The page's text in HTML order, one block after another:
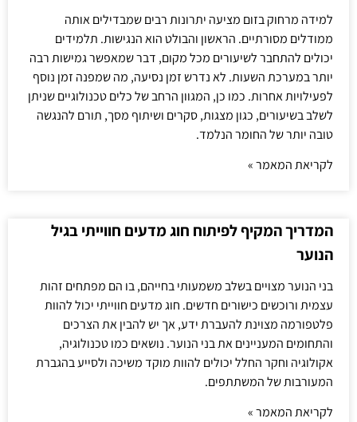
למידה מרחוק בזום מציעה יתרונות רבים שמבדילים אותה
ממודלים מסורתיים. הראשון והבולט הוא הנגישות. תלמידים
יכולים להתחבר לשיעורים מכל מקום, דבר שמאפשר גמישות רבה
יותר במערכת השעות. לא נדרש זמן נסיעה, מה שמפנה זמן נוסף
לפעילויות אחרות. כמו כן, המגוון הרחב של כלים טכנולוגיים שניתן
לשלב בשיעורים, כגון מצגות, סקרים ושיתוף מסך, תורם להנגשה
טובה יותר של החומר הנלמד.
לקריאת המאמר »
המדריך המקיף לפיתוח חוג מדעים חווייתי בגיל
הנוער
בני הנוער מצויים בשלב משמעותי בחייהם, בו הם מפתחים זהות
עצמית ורוכשים כישורים חדשים. חוג מדעים חווייתי יכול להוות
פלטפורמה מצוינת להעברת ידע, אך יש להבין את הצרכים
והתחומים המעניינים את בני הנוער. נושאים כמו טכנולוגיה,
אקולוגיה וחקר החלל יכולים להוות מוקד משיכה ולסייע בהגברת
המעורבות של המשתתפים.
לקריאת המאמר »